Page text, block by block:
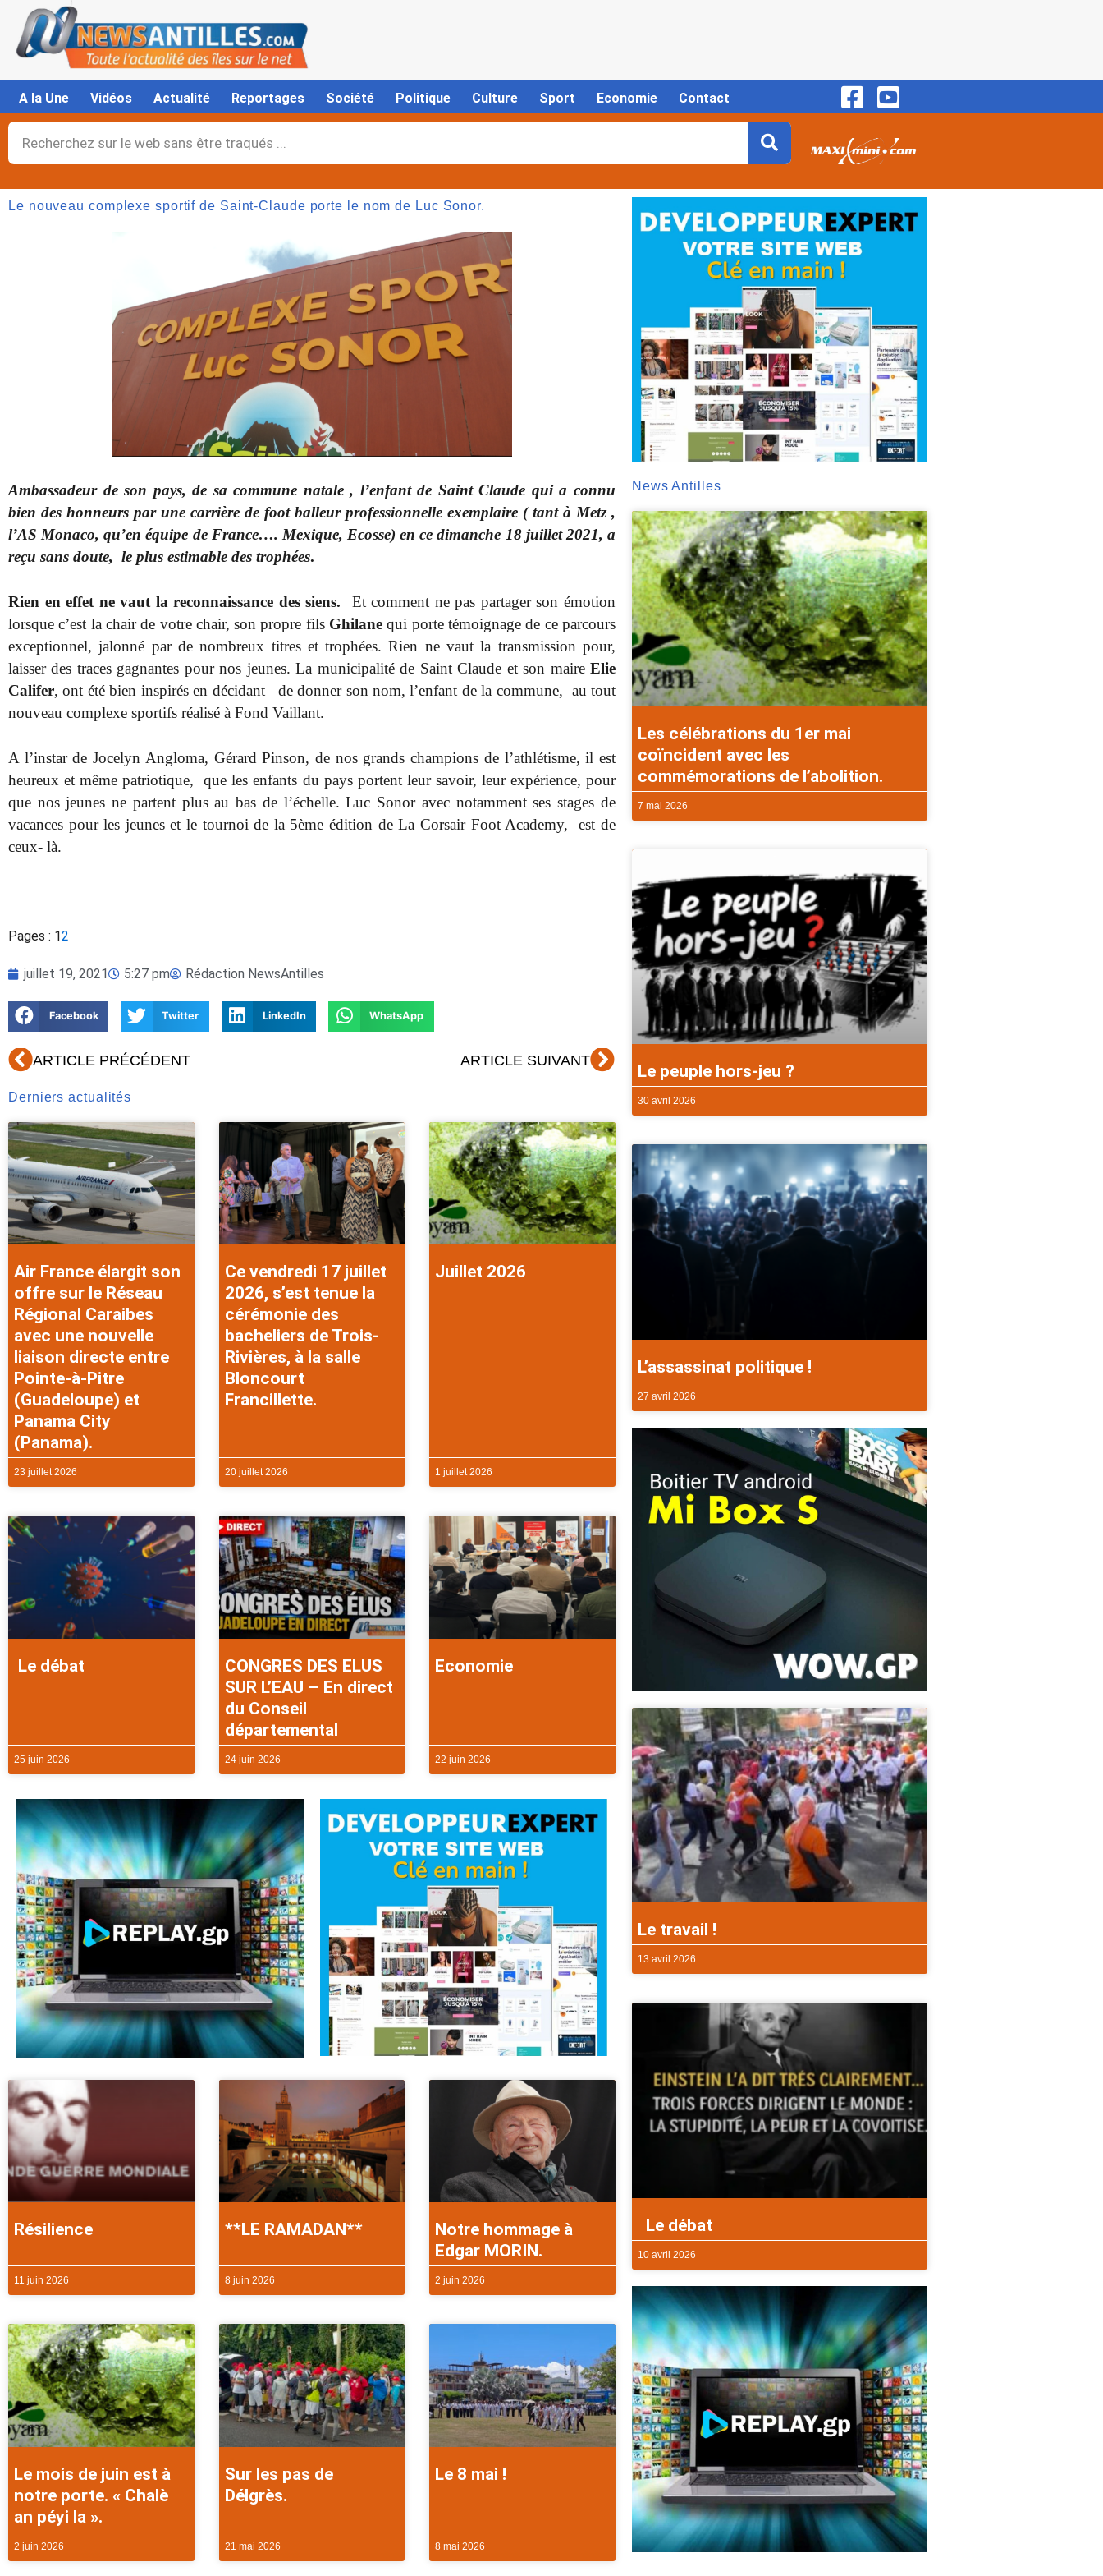
contenu
A la Une Vidéos Actualité Reportages Société Politique Culture Sport Economie Contact
Rechercher
Le nouveau complexe sportif de Saint-Claude porte le nom de Luc Sonor.
Ambassadeur de son pays, de sa commune natale , l’enfant de Saint Claude qui a connu
bien des honneurs par une carrière de foot balleur professionnelle exemplaire ( tant à Metz ,
l’AS Monaco, qu’en équipe de France…. Mexique, Ecosse) en ce dimanche 18 juillet 2021, a
reçu sans doute, le plus estimable des trophées.
Rien en effet ne vaut la reconnaissance des siens. Et comment ne pas partager son émotion
lorsque c’est la chair de votre chair, son propre fils Ghilane qui porte témoignage de ce parcours
exceptionnel, jalonné par de nombreux titres et trophées. Rien ne vaut la transmission pour,
laisser des traces gagnantes pour nos jeunes. La municipalité de Saint Claude et son maire Elie
Califer, ont été bien inspirés en décidant de donner son nom, l’enfant de la commune, au tout
nouveau complexe sportifs réalisé à Fond Vaillant.
A l’instar de Jocelyn Angloma, Gérard Pinson, de nos grands champions de l’athlétisme, il est
heureux et même patriotique, que les enfants du pays portent leur savoir, leur expérience, pour
que nos jeunes ne partent plus au bas de l’échelle. Luc Sonor avec notamment ses stages de
vacances pour les jeunes et le tournoi de la 5ème édition de La Corsair Foot Academy, est de
ceux- là.
Pages : 12
juillet 19, 2021 5:27 pm Rédaction NewsAntilles
Facebook Twitter LinkedIn WhatsApp
Précédent
ARTICLE PRÉCÉDENT ARTICLE SUIVANTSuivant
Derniers actualités
Air France élargit son
offre sur le Réseau
Régional Caraibes
avec une nouvelle
liaison directe entre
Pointe-à-Pitre
(Guadeloupe) et
Panama City
(Panama).
23 juillet 2026
Ce vendredi 17 juillet
2026, s’est tenue la
cérémonie des
bacheliers de Trois-
Rivières, à la salle
Bloncourt
Francillette.
20 juillet 2026
Juillet 2026
1 juillet 2026
Le débat
25 juin 2026
CONGRES DES ELUS
SUR L’EAU – En direct
du Conseil
départemental
24 juin 2026
Economie
22 juin 2026
Résilience
11 juin 2026
**LE RAMADAN**
8 juin 2026
Notre hommage à
Edgar MORIN.
2 juin 2026
Le mois de juin est à
notre porte. « Chalè
an péyi la ».
2 juin 2026
Sur les pas de
Délgrès.
21 mai 2026
Le 8 mai !
8 mai 2026
News Antilles
Les célébrations du 1er mai
coïncident avec les
commémorations de l’abolition.
7 mai 2026
Le peuple hors-jeu ?
30 avril 2026
L’assassinat politique !
27 avril 2026
Le travail !
13 avril 2026
Le débat
10 avril 2026